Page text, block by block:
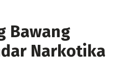
Bawang
Narkotika